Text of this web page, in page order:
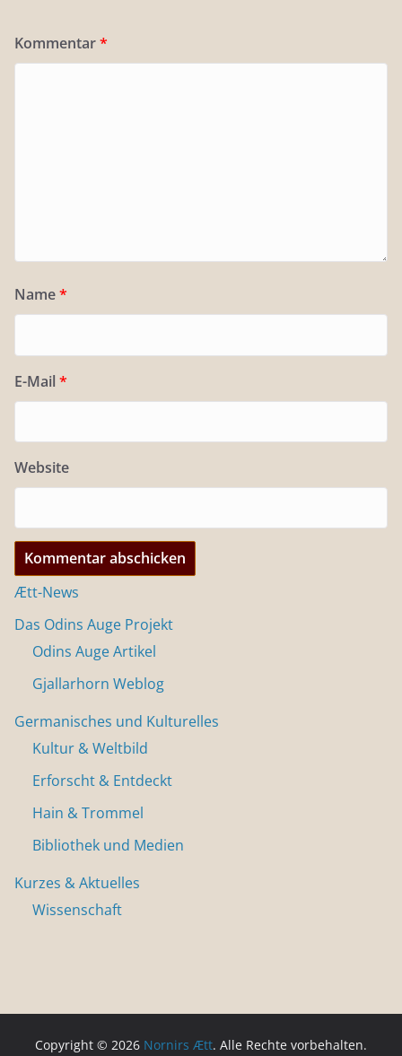
Kommentar*
Name*
E-Mail *
Website
Ætt-News
Das Odins Auge Projekt
Odins Auge Artikel
Gjallarhorn Weblog
Germanisches und Kulturelles
Kultur & Weltbild
Erforscht & Entdeckt
Hain & Trommel
Bibliothek und Medien
Kurzes & Aktuelles
Wissenschaft
Copyright © 2026 Nornirs Ætt. Alle Rechte vorbehalten.